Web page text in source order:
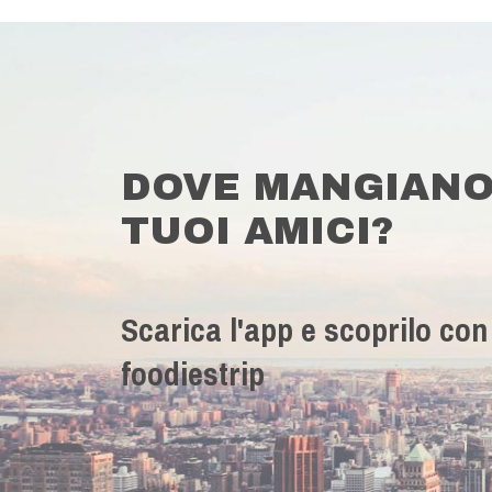
DOVE
TUOI AMICI?
Scarica l'app e scoprilo con
foodiestrip